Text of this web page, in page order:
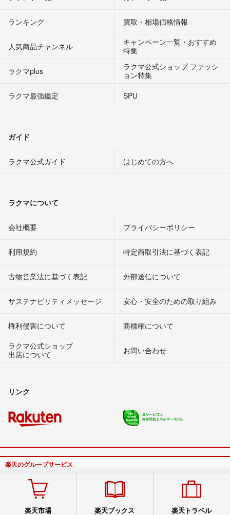
ランキング 買取・相場価格情報
人気商品チャンネル
キャンペーン一覧・おすすめ
特集
ラクマplus
ラクマ公式ショップ ファッシ
ョン特集
ラクマ最強鑑定
SPU
ガイド
ラクマ公式ガイド はじめての方へ
ラクマについて
会社概要 プライバシーポリシー
利用規約 特定商取引法に基づく表記
古物営業法に基づく表記 外部送信について
サステナビリティメッセージ 安心・安全のための取り組み
権利侵害について
商標権について
ラクマ公式ショップ
出店について
お問い合わせ
リンク
楽天のグループサービス
楽天市場 楽天ブックス 楽天トラベル